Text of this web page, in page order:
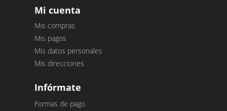
Mi cuenta
Mis compras
Mis pagos
Mis datos personales
Mis direcciones
Infórmate
Formas de pago